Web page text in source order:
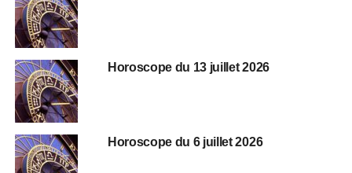
Horoscope du 13 juillet 2026
Horoscope du 6 juillet 2026